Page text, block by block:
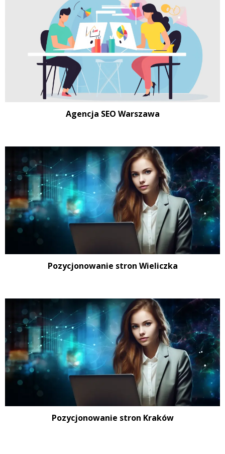
Agencja SEO Warszawa
Pozycjonowanie stron Wieliczka
Pozycjonowanie stron Kraków